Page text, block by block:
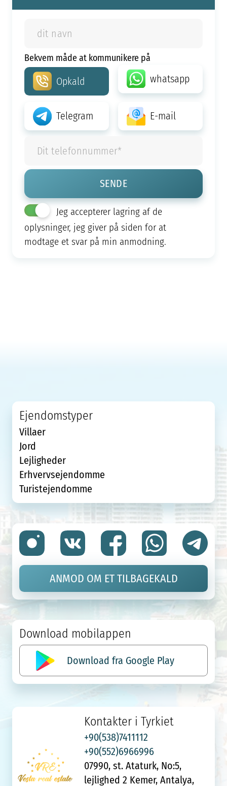
Bekvem måde at kommunikere på
Opkald whatsapp
Telegram E-mail
Jeg accepterer lagring af de
oplysninger, jeg giver på siden for at
modtage et svar på min anmodning.
Kontakter i Tyrkiet
+90(538)7411112
+90(552)6966996
07990, st. Ataturk, No:5,
lejlighed 2 Kemer, Antalya,
Download mobilappen
Download fra Google Play
Ejendomstyper
Villaer
Jord
Lejligheder
Erhvervsejendomme
Turistejendomme
ANMOD OM ET TILBAGEKALD